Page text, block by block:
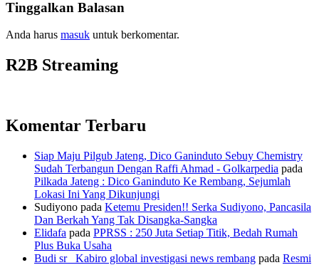
Tinggalkan Balasan
Anda harus masuk untuk berkomentar.
R2B Streaming
Komentar Terbaru
Siap Maju Pilgub Jateng, Dico Ganinduto Sebuy Chemistry
Sudah Terbangun Dengan Raffi Ahmad - Golkarpedia pada
Pilkada Jateng : Dico Ganinduto Ke Rembang, Sejumlah
Lokasi Ini Yang Dikunjungi
Sudiyono pada Ketemu Presiden!! Serka Sudiyono, Pancasila
Dan Berkah Yang Tak Disangka-Sangka
Elidafa pada PPRSS : 250 Juta Setiap Titik, Bedah Rumah
Plus Buka Usaha
Budi sr_ Kabiro global investigasi news rembang pada Resmi